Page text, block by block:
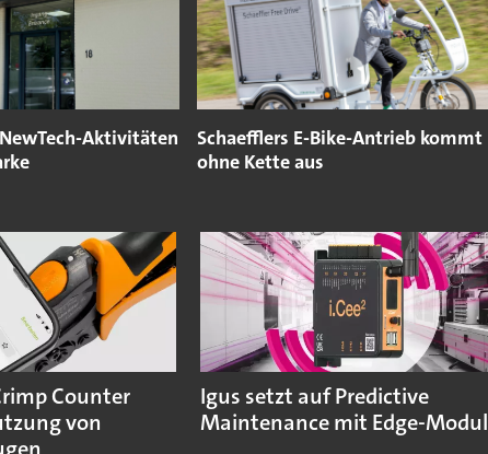
Aktivitäten
Schaefflers E-Bike-Antrieb kommt
ohne Kette aus
Counter
von
Igus setzt auf Predictive
Maintenance mit Edge-Modul